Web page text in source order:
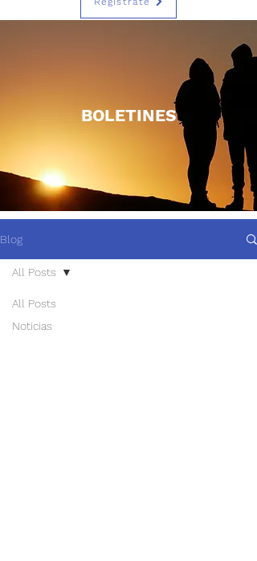
BOLETINES
Blog
All Posts
Noticias
All Posts